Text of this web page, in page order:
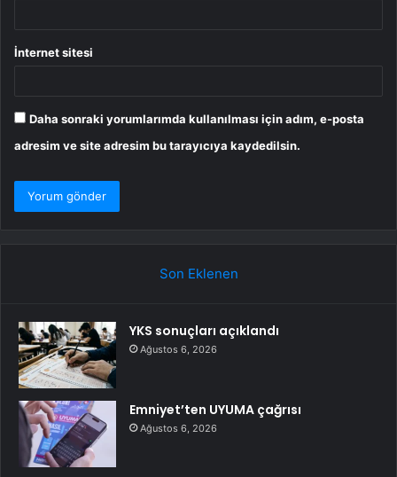
İnternet sitesi
Daha sonraki yorumlarımda kullanılması için adım, e-posta
adresim ve site adresim bu tarayıcıya kaydedilsin.
Son Eklenen
YKS sonuçları açıklandı
Ağustos 6, 2026
Emniyet’ten UYUMA çağrısı
Ağustos 6, 2026